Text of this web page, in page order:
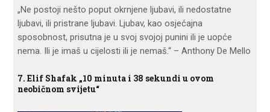
„Ne postoji nešto poput okrnjene ljubavi, ili nedostatne
ljubavi, ili pristrane ljubavi. Ljubav, kao osjećajna
sposobnost, prisutna je u svoj svojoj punini ili je uopće
nema. Ili je imaš u cijelosti ili je nemaš.“ – Anthony De Mello
7. Elif Shafak „10 minuta i 38 sekundi u ovom
neobičnom svijetu“